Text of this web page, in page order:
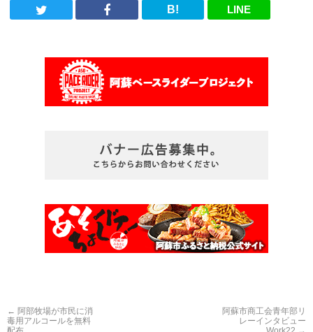
B! LINE
← 阿部牧場が市民に消
毒用アルコールを無料
阿蘇市商工会青年部リ
レーインタビュー